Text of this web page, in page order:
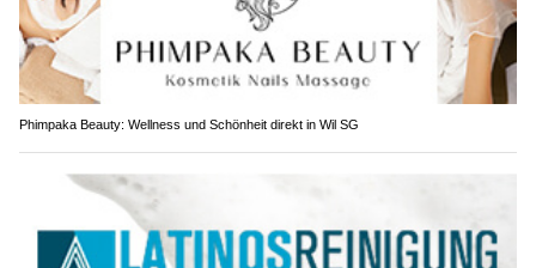
Phimpaka Beauty: Wellness und Schönheit direkt in Wil SG